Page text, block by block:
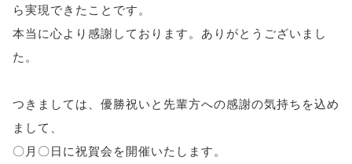
ら実現できたことです。
本当に心より感謝しております。ありがとうございまし
た。
つきましては、優勝祝いと先輩方への感謝の気持ちを込め
まして、
〇月〇日に祝賀会を開催いたします。